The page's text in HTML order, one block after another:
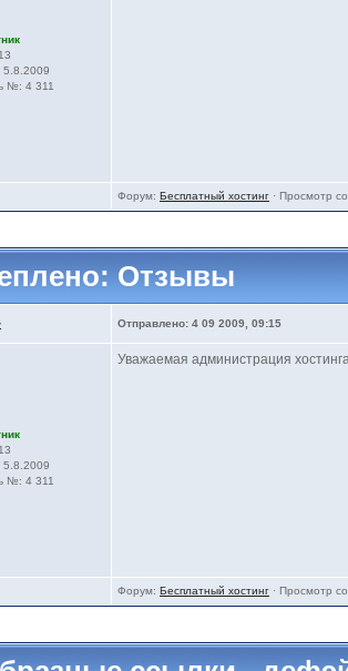
5.8.2009
№: 4 311
Форум: Бесплатный хостинг · Просмотр
Отзывы
Отправлено: 4 09 2009, 09:15
5.8.2009
№: 4 311
Уважаемая администрация
Форум: Бесплатный хостинг · Просмотр